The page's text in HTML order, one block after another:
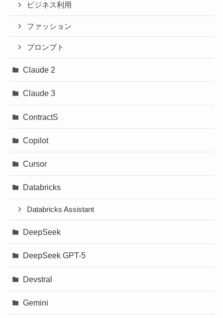
ビジネス利用
ファッション
プロンプト
Claude 2
Claude 3
ContractS
Copilot
Cursor
Databricks
Databricks Assistant
DeepSeek
DeepSeek GPT-5
Devstral
Gemini